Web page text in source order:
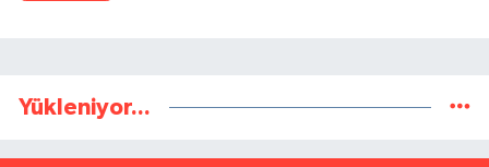
Yükleniyor...